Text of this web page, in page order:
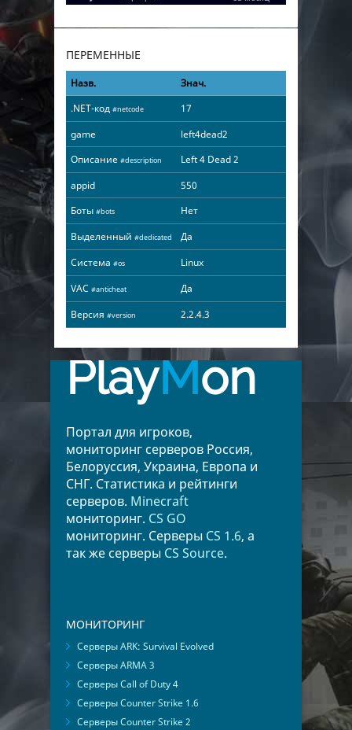
ПЕРЕМЕННЫЕ
Назв.
Знач.
.NET-код #netcode
17
game
left4dead2
Описание #description
Left 4 Dead 2
appid
550
Боты #bots
Нет
Выделенный #dedicated
Да
Система #os
Linux
VAC #anticheat
Да
Версия #version 2.2.4.3
PlayMon
Портал для игроков,
мониторинг серверов Россия,
Белоруссия, Украина, Европа и
СНГ. Статистика и рейтинги
серверов. Minecraft
мониторинг. CS GO
мониторинг. Серверы CS 1.6, а
так же серверы CS Source.
МОНИТОРИНГ
Серверы ARK: Survival Evolved
Серверы ARMA 3
Серверы Call of Duty 4
Серверы Counter Strike 1.6
Серверы Counter Strike 2